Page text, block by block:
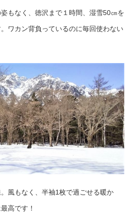
もなく、徳沢まで１時間、湿雪50㎝を
ワカン背負っているのに毎回使わない
風もなく、半袖1枚で過ごせる暖か
高です！